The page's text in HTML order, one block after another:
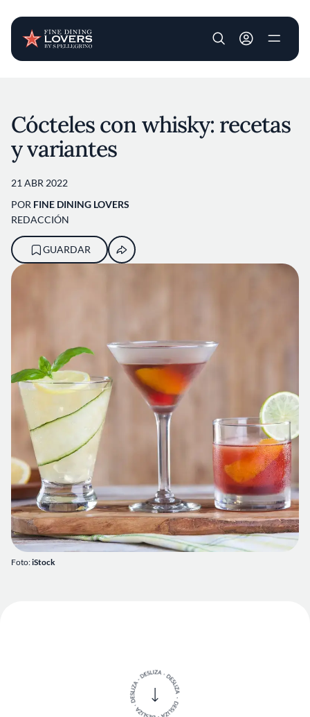
User account
Foto:iStock
Cócteles con whisky: recetas
y variantes
21 ABR 2022
POR FINE DINING LOVERS
REDACCIÓN
GUARDAR